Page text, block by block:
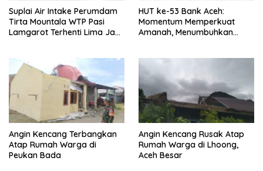
Suplai Air Intake Perumdam
Tirta Mountala WTP Pasi
Lamgarot Terhenti Lima Jam,
HUT ke-53 Bank Aceh:
Momentum Memperkuat
Amanah, Menumbuhkan
Angin Kencang Terbangkan
Atap Rumah Warga di
Peukan Bada
Angin Kencang Rusak Atap
Rumah Warga di Lhoong,
Aceh Besar